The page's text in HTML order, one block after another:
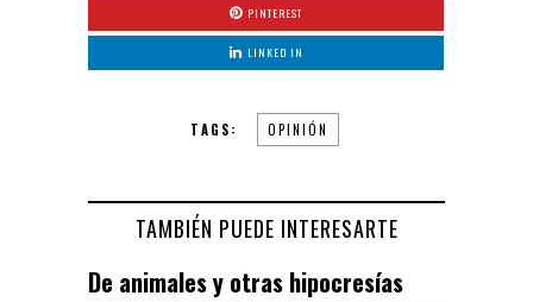
PINTEREST
LINKED IN
TAGS: OPINIÓN
TAMBIÉN PUEDE INTERESARTE
De animales y otras hipocresías